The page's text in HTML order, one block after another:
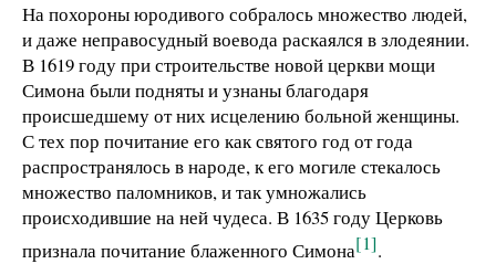
На похороны юродивого собралось множество людей,
и даже неправосудный воевода раскаялся в злодеянии.
В 1619 году при строительстве новой церкви мощи
Симона были подняты и узнаны благодаря
происшедшему от них исцелению больной женщины.
С тех пор почитание его как святого год от года
распространялось в народе, к его могиле стекалось
множество паломников, и так умножались
происходившие на ней чудеса. В 1635 году Церковь
признала почитание блаженного Симона[1].